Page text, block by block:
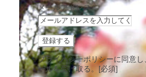
メールアドレス：
プライバシーポリシーに同意し
ールを受け取る。[必須]